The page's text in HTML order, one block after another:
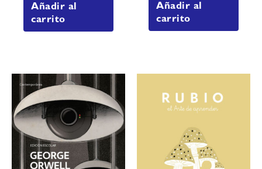
Añadir al
carrito
Añadir al
carrito